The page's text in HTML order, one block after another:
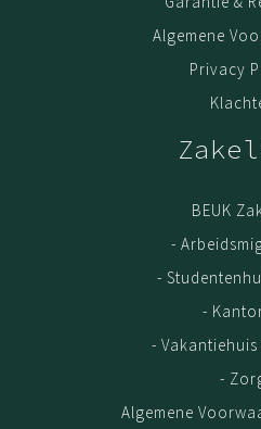
Algemene
Privacy
BEUK
-
-
-
-
-
Algemene